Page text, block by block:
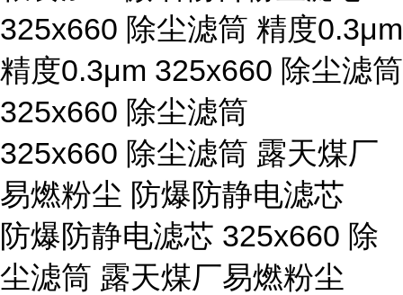
325x660 除尘滤筒 精度0.3μm
精度0.3μm 325x660 除尘滤筒
325x660 除尘滤筒
325x660 除尘滤筒 露天煤厂
易燃粉尘 防爆防静电滤芯
防爆防静电滤芯 325x660 除
尘滤筒 露天煤厂易燃粉尘